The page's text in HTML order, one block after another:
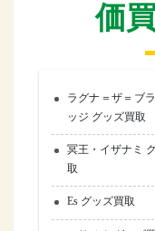
価
ラグナ＝ザ＝ブ
ッジ グッズ買取
冥王・イザナミ
取
Es グッズ買取